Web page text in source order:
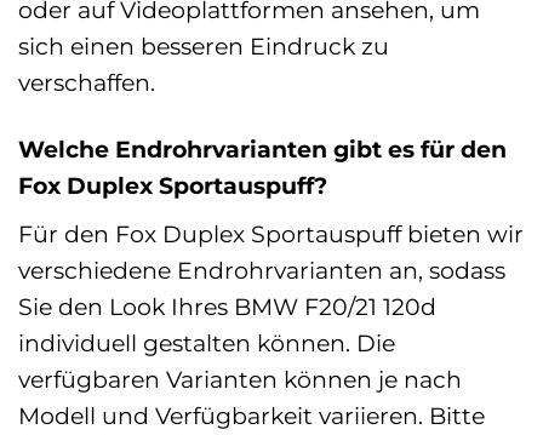
oder auf Videoplattformen ansehen, um
sich einen besseren Eindruck zu
verschaffen.
Welche Endrohrvarianten gibt es für den
Fox Duplex Sportauspuff?
Für den Fox Duplex Sportauspuff bieten wir
verschiedene Endrohrvarianten an, sodass
Sie den Look Ihres BMW F20/21 120d
individuell gestalten können. Die
verfügbaren Varianten können je nach
Modell und Verfügbarkeit variieren. Bitte